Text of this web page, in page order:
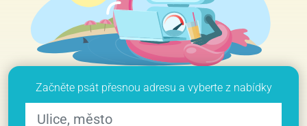
Začněte psát přesnou adresu a vyberte z nabídky